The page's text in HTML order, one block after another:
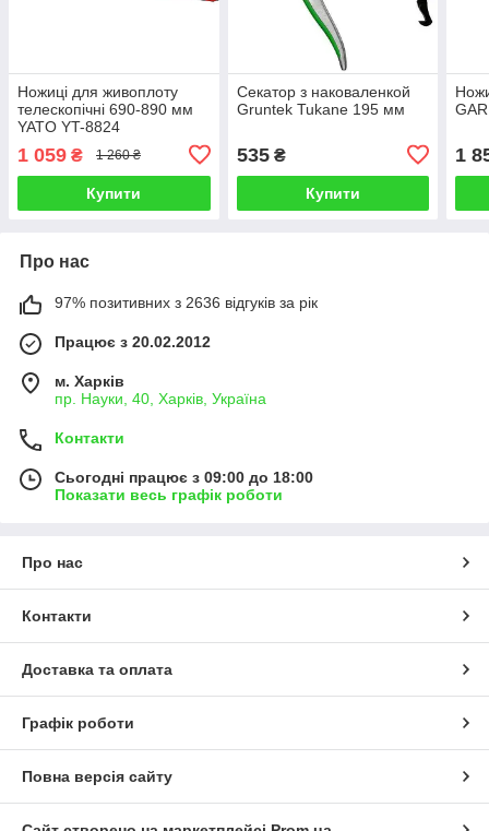
Ножиці для живоплоту
телескопічні 690-890 мм
YATO YT-8824
1 059 ₴ 1 260 ₴
Купити
Секатор з наковаленкой
Gruntek Tukane 195 мм
535₴
Купити
1
Про нас
97% позитивних з 2636 відгуків за рік
Працює з 20.02.2012
м. Харків
пр. Науки, 40, Харків, Україна
Контакти
Сьогодні працює з 09:00 до 18:00
Показати весь графік роботи
Про нас
Контакти
Доставка та оплата
Графік роботи
Повна версія сайту